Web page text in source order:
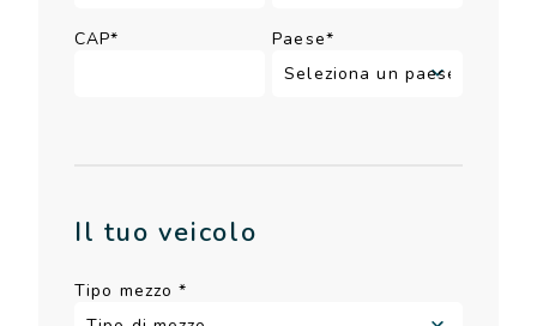
CAP* Paese*
Il tuo veicolo
Tipo mezzo*